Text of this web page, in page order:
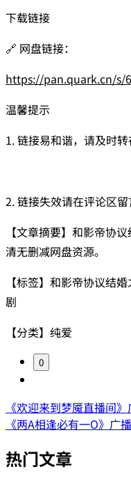
下载链接
🔗 网盘链接：
https://pan.quark.cn/s/
温馨提示
1. 链接易和谐，请及时
2. 链接失效请在评论区
【文章摘要】和影帝协
清无删减网盘资源。
【标签】和影帝协议结
剧
【分类】纯爱
0
《欢迎来到梦魇直播间
《两A相逢必有一O》广
热门文章